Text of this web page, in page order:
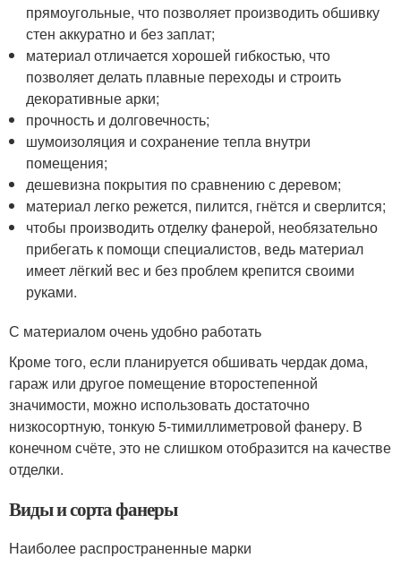
прямоугольные, что позволяет производить обшивку
стен аккуратно и без заплат;
материал отличается хорошей гибкостью, что
позволяет делать плавные переходы и строить
декоративные арки;
прочность и долговечность;
шумоизоляция и сохранение тепла внутри
помещения;
дешевизна покрытия по сравнению с деревом;
материал легко режется, пилится, гнётся и сверлится;
чтобы производить отделку фанерой, необязательно
прибегать к помощи специалистов, ведь материал
имеет лёгкий вес и без проблем крепится своими
руками.
С материалом очень удобно работать
Кроме того, если планируется обшивать чердак дома,
гараж или другое помещение второстепенной
значимости, можно использовать достаточно
низкосортную, тонкую 5-тимиллиметровой фанеру. В
конечном счёте, это не слишком отобразится на качестве
отделки.
Виды и сорта фанеры
Наиболее распространенные марки